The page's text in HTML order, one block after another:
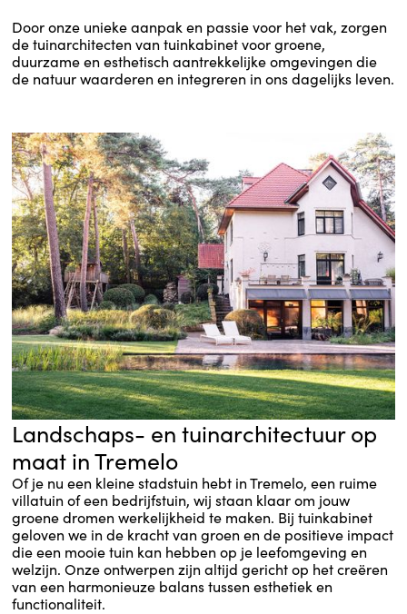
Door onze unieke aanpak en passie voor het vak, zorgen
de tuinarchitecten van tuinkabinet voor groene,
duurzame en esthetisch aantrekkelijke omgevingen die
de natuur waarderen en integreren in ons dagelijks leven.
Landschaps- en tuinarchitectuur op
maat in Tremelo
Of je nu een kleine stadstuin hebt in Tremelo, een ruime
villatuin of een bedrijfstuin, wij staan klaar om jouw
groene dromen werkelijkheid te maken. Bij tuinkabinet
geloven we in de kracht van groen en de positieve impact
die een mooie tuin kan hebben op je leefomgeving en
welzijn. Onze ontwerpen zijn altijd gericht op het creëren
van een harmonieuze balans tussen esthetiek en
functionaliteit.